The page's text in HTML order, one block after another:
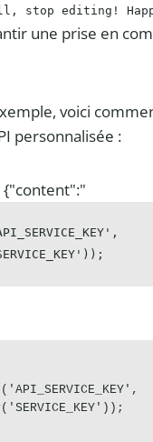
stop editing!
une prise en
voici
personnalisée :
{"content":"